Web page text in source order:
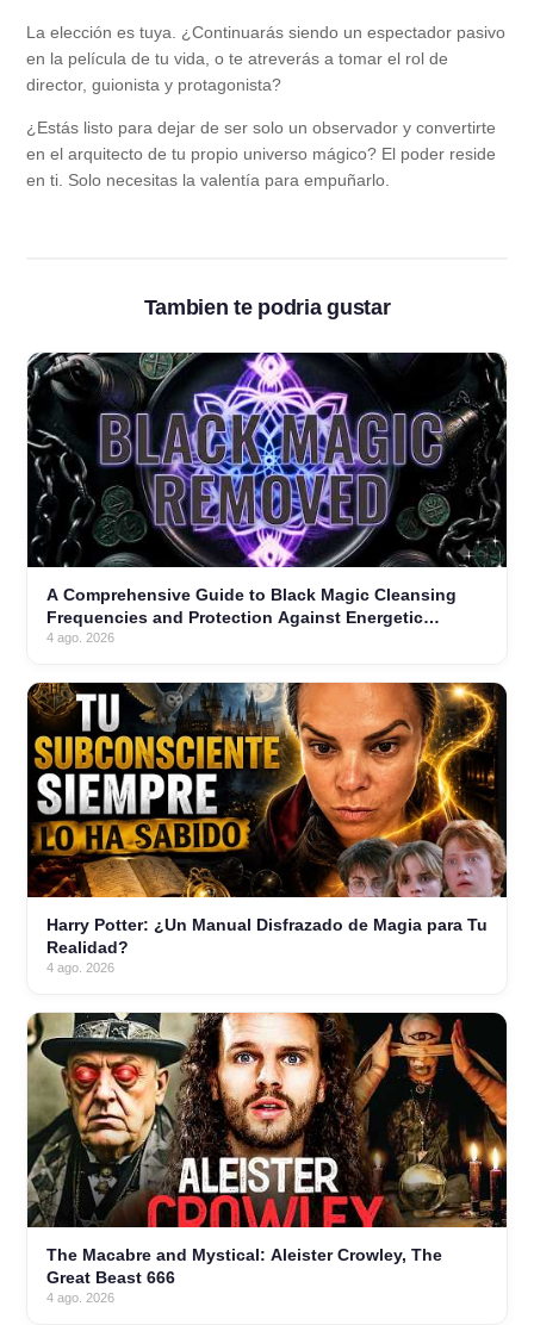
La elección es tuya. ¿Continuarás siendo un espectador pasivo
en la película de tu vida, o te atreverás a tomar el rol de
director, guionista y protagonista?
¿Estás listo para dejar de ser solo un observador y convertirte
en el arquitecto de tu propio universo mágico? El poder reside
en ti. Solo necesitas la valentía para empuñarlo.
Tambien te podria gustar
A Comprehensive Guide to Black Magic Cleansing
Frequencies and Protection Against Energetic
Parasites
4 ago. 2026
Harry Potter: ¿Un Manual Disfrazado de Magia para Tu
Realidad?
4 ago. 2026
The Macabre and Mystical: Aleister Crowley, The
Great Beast 666
4 ago. 2026